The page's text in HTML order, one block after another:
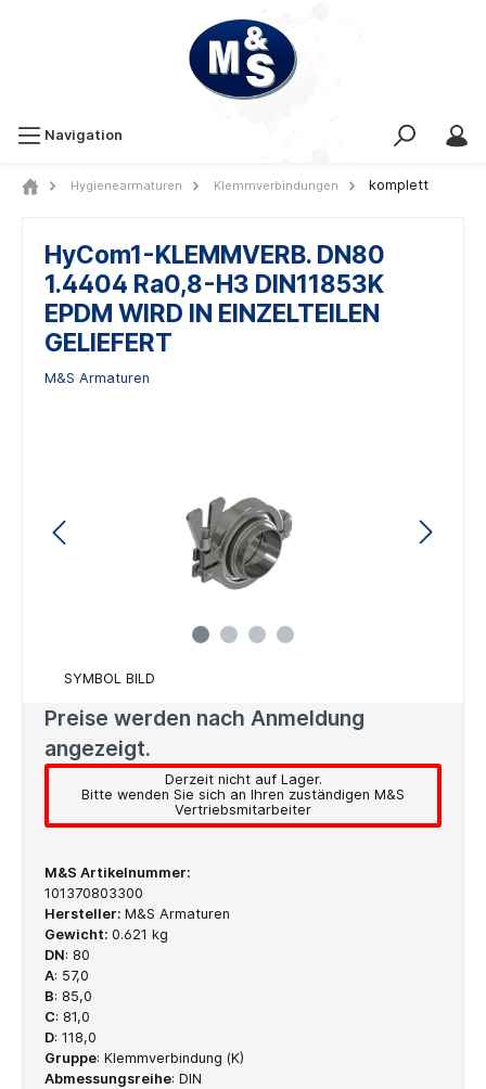
Navigation
Hygienearmaturen Klemmverbindungen komplett
HyCom1-KLEMMVERB. DN80
1.4404 Ra0,8-H3 DIN11853K
EPDM WIRD IN EINZELTEILEN
GELIEFERT
M&S Armaturen
SYMBOL BILD
Preise werden nach Anmeldung
angezeigt.
Derzeit nicht auf Lager.
Bitte wenden Sie sich an Ihren zuständigen M&S
Vertriebsmitarbeiter
M&S Artikelnummer:
101370803300
Hersteller: M&S Armaturen
Gewicht: 0.621 kg
DN: 80
A: 57,0
B: 85,0
C: 81,0
D: 118,0
Gruppe: Klemmverbindung (K)
Abmessungsreihe: DIN